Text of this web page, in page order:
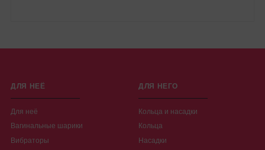
ДЛЯ НЕЁ
Для неё
Вагинальные шарики
Вибраторы
ДЛЯ НЕГО
Кольца и насадки
Кольца
Насадки